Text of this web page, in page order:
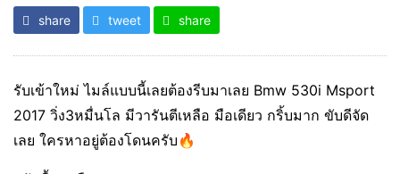
share tweet share
รับเข้าใหม่ ไมล์แบบนี้เลยต้องรีบมาเลย Bmw 530i Msport
2017 วิ่ง3หมื่นโล มีวารันตีเหลือ มือเดียว กริ้บมาก ขับดีจัด
เลย ใครหาอยู่ต้องโดนครับ🔥